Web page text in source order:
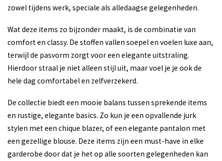
zowel tijdens werk, speciale als alledaagse gelegenheden.
Wat deze items zo bijzonder maakt, is de combinatie van
comfort en classy. De stoffen vallen soepel en voelen luxe aan,
terwijl de pasvorm zorgt voor een elegante uitstraling.
Hierdoor straal je niet alleen stijl uit, maar voel je je ook de
hele dag comfortabel en zelfverzekerd.
De collectie biedt een mooie balans tussen sprekende items
en rustige, elegante basics. Zo kun je een opvallende jurk
stylen met een chique blazer, of een elegante pantalon met
een gezellige blouse. Deze items zijn een must-have in elke
garderobe door dat je het op alle soorten gelegenheden kan